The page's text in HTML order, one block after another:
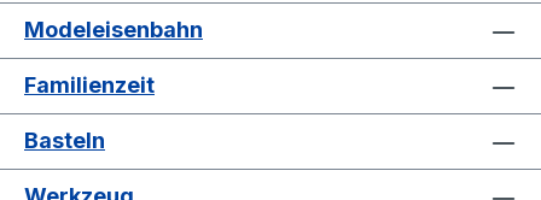
Modeleisenbahn
Familienzeit
Basteln